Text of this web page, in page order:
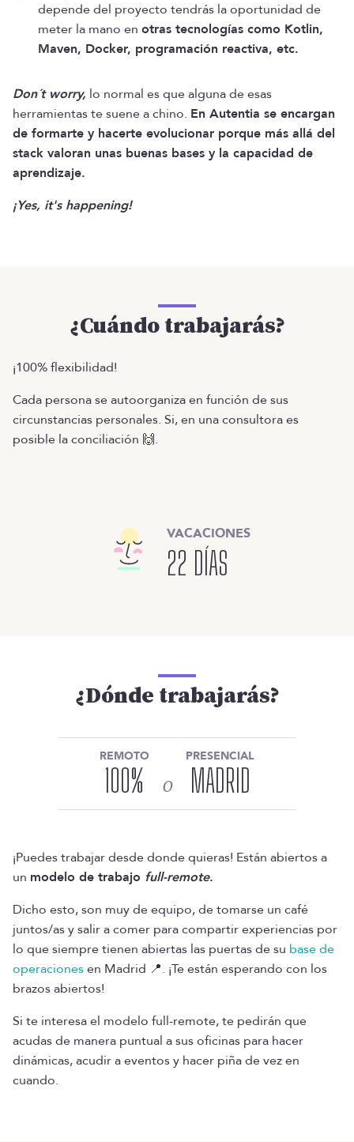
depende del proyecto tendrás la oportunidad de
meter la mano en otras tecnologías como Kotlin,
Maven, Docker, programación reactiva, etc.
Don´t worry, lo normal es que alguna de esas
herramientas te suene a chino. En Autentia se encargan
de formarte y hacerte evolucionar porque más allá del
stack valoran unas buenas bases y la capacidad de
aprendizaje.
¡Yes, it's happening!
¿Cuándo trabajarás?
¡100% flexibilidad!
Cada persona se autoorganiza en función de sus
circunstancias personales. Si, en una consultora es
posible la conciliación 🙌.
VACACIONES
22 DÍAS
¿Dónde trabajarás?
REMOTO
100% o
PRESENCIAL
MADRID
¡Puedes trabajar desde donde quieras! Están abiertos a
un modelo de trabajo full-remote.
Dicho esto, son muy de equipo, de tomarse un café
juntos/as y salir a comer para compartir experiencias por
lo que siempre tienen abiertas las puertas de su base de
operacionesen Madrid 📍. ¡Te están esperando con los
brazos abiertos!
Si te interesa el modelo full-remote, te pedirán que
acudas de manera puntual a sus oficinas para hacer
dinámicas, acudir a eventos y hacer piña de vez en
cuando.